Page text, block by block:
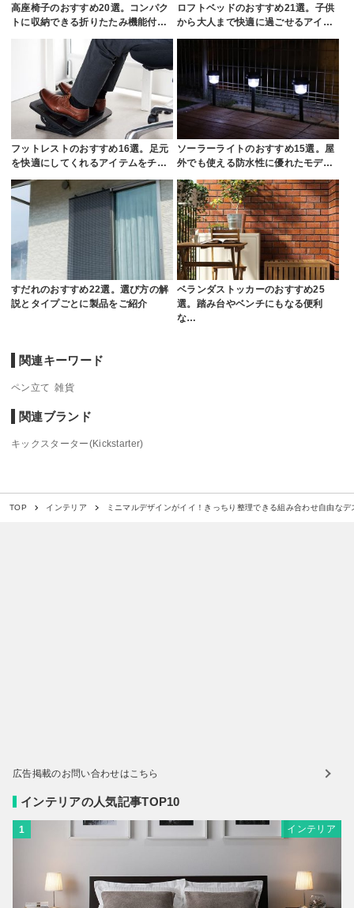
高座椅子のおすすめ20選。コンパク
トに収納できる折りたたみ機能付…
ロフトベッドのおすすめ21選。子供
から大人まで快適に過ごせるアイ…
フットレストのおすすめ16選。足元
を快適にしてくれるアイテムをチ…
ソーラーライトのおすすめ15選。屋
外でも使える防水性に優れたモデ…
すだれのおすすめ22選。選び方の解
説とタイプごとに製品をご紹介
ベランダストッカーのおすすめ25
選。踏み台やベンチにもなる便利
な…
関連キーワード
ペン立て 雑貨
関連ブランド
キックスターター(Kickstarter)
TOP インテリア ミニマルデザインがイイ！きっちり整理できる組み合わせ自由な
広告掲載のお問い合わせはこちら
インテリアの人気記事TOP10
1 インテリア